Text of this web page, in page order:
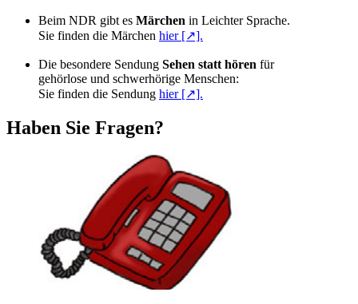
Beim NDR gibt es Märchen in Leichter Sprache.
Sie finden die Märchen hier [↗].
Die besondere Sendung Sehen statt hören für
gehörlose und schwerhörige Menschen:
Sie finden die Sendung hier [↗].
Haben Sie Fragen?